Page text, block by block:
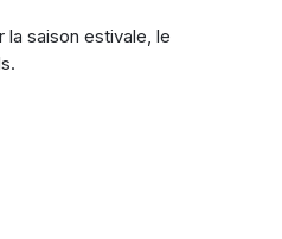
saison estivale, le